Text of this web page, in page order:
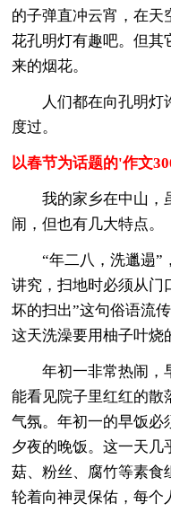
的子弹直冲云宵，在天
花孔明灯有趣吧。但其
来的烟花。
人们都在向孔明
度过。
以春节为话题的'作文
我的家乡在中山，
闹，但也有几大特点。
“年二八，洗邋遢”
讲究，扫地时必须从门
坏的扫出”这句俗语流
这天洗澡要用柚子叶烧
年初一非常热闹，
能看见院子里红红的散
气氛。年初一的早饭必
夕夜的晚饭。这一天几
菇、粉丝、腐竹等素食
轮着向神灵保佑，每个